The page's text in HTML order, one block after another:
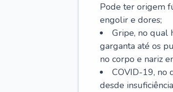
Pode ter origem
engolir e dores;
Gripe, no qual
garganta até os
no corpo e nariz
COVID-19, no
desde